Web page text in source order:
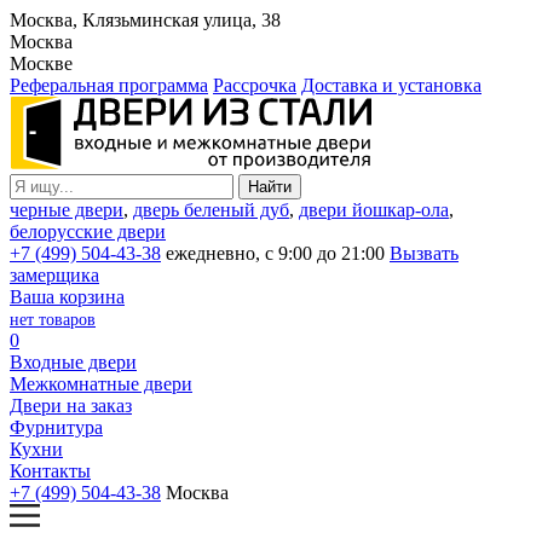
Москва, Клязьминская улица, 38
Москва
Москве
Реферальная программа Рассрочка Доставка и установка
черные двери, дверь беленый дуб, двери йошкар-ола,
белорусские двери
+7 (499) 504-43-38 ежедневно, с 9:00 до 21:00 Вызвать
замерщика
Ваша корзина
нет товаров
0
Входные двери
Межкомнатные двери
Двери на заказ
Фурнитура
Кухни
Контакты
+7 (499) 504-43-38 Москва